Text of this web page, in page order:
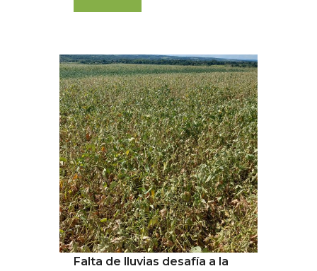
Falta de lluvias desafía a la